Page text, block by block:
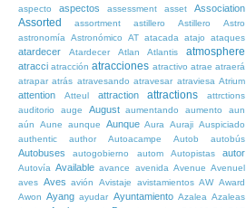
aspecto
aspectos assessment asset Association
Assorted assortment astillero Astillero
Astro
astronomía
Astronómico AT atacada atajo ataques
atardecer Atardecer Atlan Atlantis atmosphere
atracci atracción atracciones atractivo atrae atraerá
atrapar atrás atravesando atravesar atraviesa Atrium
attention Atteul attraction attractions
attrctions
auditorio
auge August aumentando aumento
aun
aún
Aune aunque Aunque Aura Auraji Auspiciado
authentic
author Autoacampe Autob autobús
Autobuses autogobierno autom Autopistas autor
Autovía Available avance avenida Avenue Avenuel
aves Aves avión Avistaje avistamientos AW Award
Awon Ayang ayudar Ayuntamiento Azalea Azaleas